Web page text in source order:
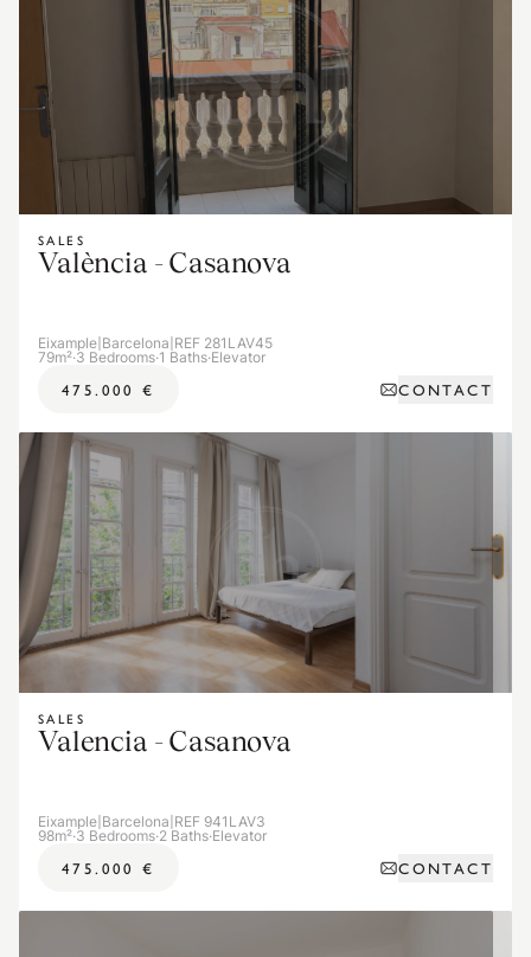
SALES
València - Casanova
Eixample Barcelona REF 281LAV45
79m²·3 Bedrooms·1 Baths·Elevator
475.000 € CONTACT
SALES
Valencia - Casanova
Eixample Barcelona REF 941LAV3
98m²·3 Bedrooms·2 Baths·Elevator
475.000 € CONTACT